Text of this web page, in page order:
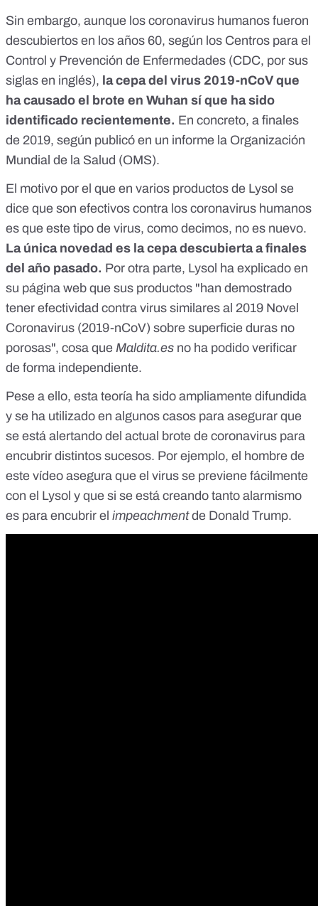
Sin embargo, aunque los coronavirus humanos fueron
descubiertos en los años 60, según los Centros para el
Control y Prevención de Enfermedades (CDC, por sus
siglas en inglés), la cepa del virus 2019-nCoV que
ha causado el brote en Wuhan sí que ha sido
identificado recientemente. En concreto, a finales
de 2019, según publicó en un informe la Organización
Mundial de la Salud (OMS).
El motivo por el que en varios productos de Lysol se
dice que son efectivos contra los coronavirus humanos
es que este tipo de virus, como decimos, no es nuevo.
La única novedad es la cepa descubierta a finales
del año pasado. Por otra parte, Lysol ha explicado en
su página web que sus productos "han demostrado
tener efectividad contra virus similares al 2019 Novel
Coronavirus (2019-nCoV) sobre superficie duras no
porosas", cosa que Maldita.es no ha podido verificar
de forma independiente.
Pese a ello, esta teoría ha sido ampliamente difundida
y se ha utilizado en algunos casos para asegurar que
se está alertando del actual brote de coronavirus para
encubrir distintos sucesos. Por ejemplo, el hombre de
este vídeo asegura que el virus se previene fácilmente
con el Lysol y que si se está creando tanto alarmismo
es para encubrir el impeachmentde Donald Trump.